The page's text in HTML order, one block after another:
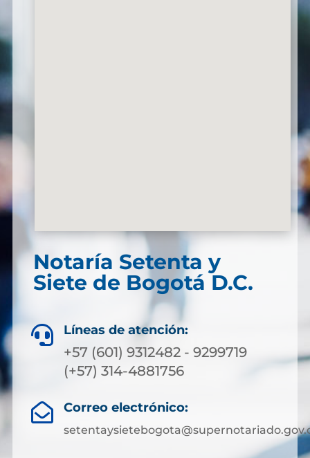
Notaría Setenta y
Siete de Bogotá D.C.
 Líneas de atención:
+57 (601) 9312482 - 9299719
(+57) 314-4881756
 Correo electrónico: